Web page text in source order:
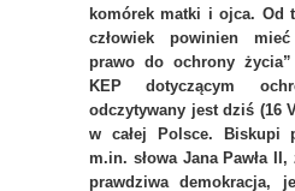
komórek matki i ojca. Od
człowiek powinien
prawo do ochrony
KEP dotyczącym
odczytywany jest dziś (16
w całej Polsce. Biskupi
m.in. słowa Jana Pawła
prawdziwa demokracja,